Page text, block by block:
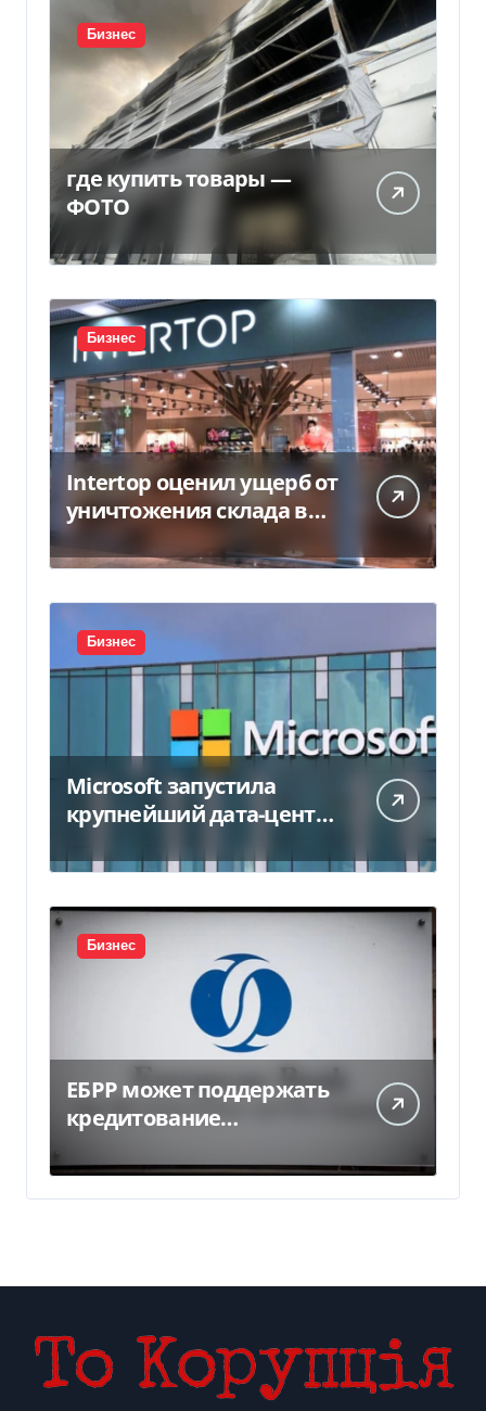
Бизнес
где купить товары —
ФОТО
Бизнес
Intertop оценил ущерб от
уничтожения склада в
450 млн грн
Бизнес
Microsoft запустила
крупнейший дата-центр
миллиарда
Бизнес
ЕБРР может поддержать
кредитование
300 млн евро — Delo.ua